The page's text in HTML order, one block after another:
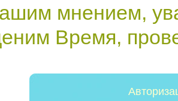
мнением,
Время,